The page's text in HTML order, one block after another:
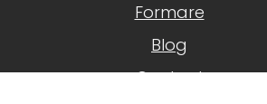
Formare
Blog
Contact